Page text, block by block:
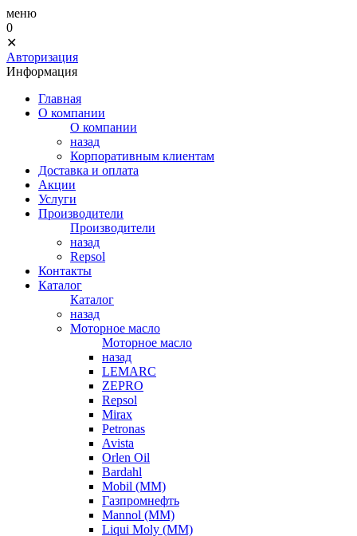
меню
0
✕
Авторизация
Информация
Главная
О компании
О компании
назад
Корпоративным клиентам
Доставка и оплата
Акции
Услуги
Производители
Производители
назад
Repsol
Контакты
Каталог
Каталог
назад
Моторное масло
Моторное масло
назад
LEMARC
ZEPRO
Repsol
Mirax
Petronas
Avista
Orlen Oil
Bardahl
Mobil (ММ)
Газпромнефть
Mannol (ММ)
Liqui Moly (ММ)